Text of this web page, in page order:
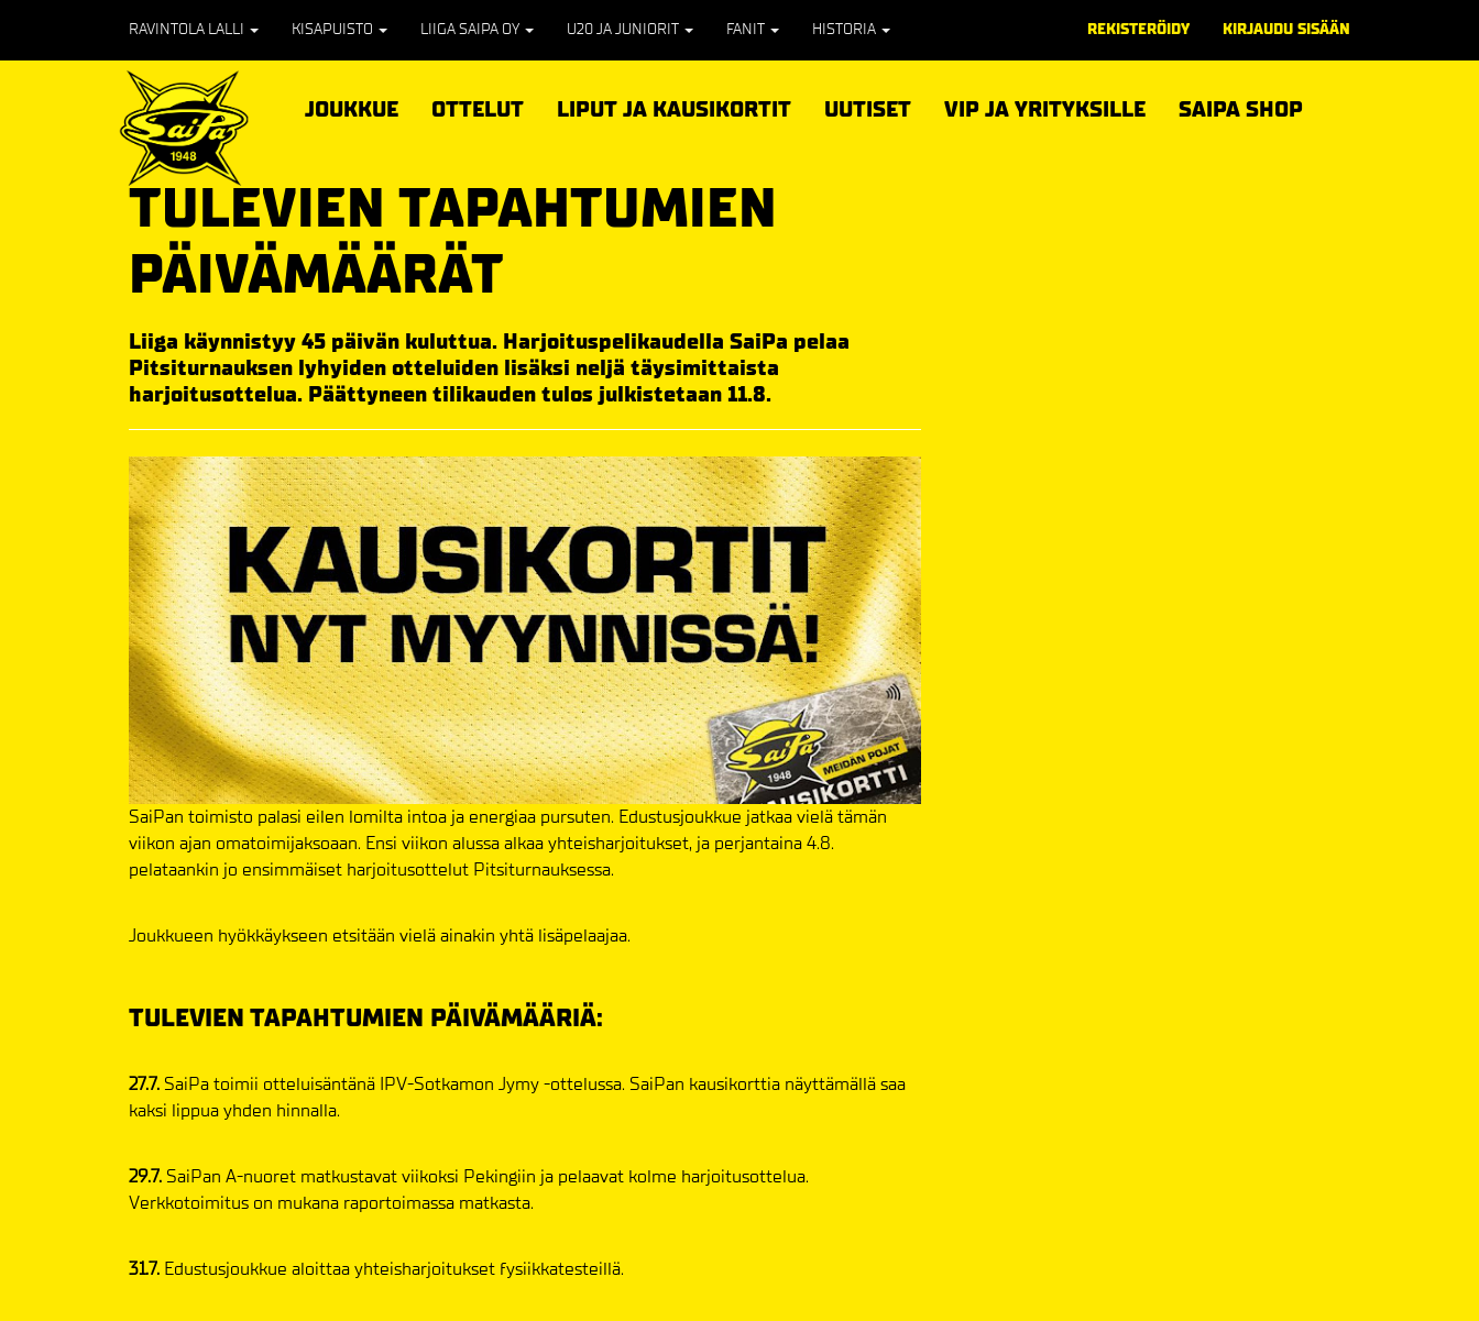
RAVINTOLA LALLI KISAPUISTO LIIGA SAIPA OY U20 JA JUNIORIT FANIT HISTORIA REKISTERÖIDY KIRJAUDU SISÄÄN
JOUKKUE OTTELUT LIPUT JA KAUSIKORTIT UUTISET VIP JA YRITYKSILLE SAIPA SHOP
TULEVIEN TAPAHTUMIEN
PÄIVÄMÄÄRÄT
Liiga käynnistyy 45 päivän kuluttua. Harjoituspelikaudella SaiPa pelaa
Pitsiturnauksen lyhyiden otteluiden lisäksi neljä täysimittaista
harjoitusottelua. Päättyneen tilikauden tulos julkistetaan 11.8.
SaiPan toimisto palasi eilen lomilta intoa ja energiaa pursuten. Edustusjoukkue jatkaa vielä tämän
viikon ajan omatoimijaksoaan. Ensi viikon alussa alkaa yhteisharjoitukset, ja perjantaina 4.8.
pelataankin jo ensimmäiset harjoitusottelut Pitsiturnauksessa.
Joukkueen hyökkäykseen etsitään vielä ainakin yhtä lisäpelaajaa.
TULEVIEN TAPAHTUMIEN PÄIVÄMÄÄRIÄ:
27.7. SaiPa toimii otteluisäntänä IPV-Sotkamon Jymy -ottelussa. SaiPan kausikorttia näyttämällä saa
kaksi lippua yhden hinnalla.
29.7. SaiPan A-nuoret matkustavat viikoksi Pekingiin ja pelaavat kolme harjoitusottelua.
Verkkotoimitus on mukana raportoimassa matkasta.
31.7. Edustusjoukkue aloittaa yhteisharjoitukset fysiikkatesteillä.